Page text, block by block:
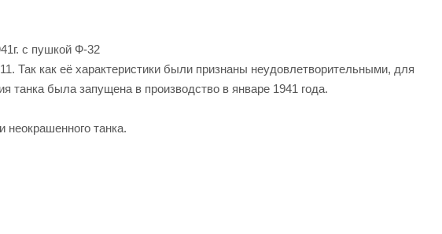
с пушкой Ф-32
Так как её характеристики были признаны неудовлетворительными, для
была запущена в производство в январе 1941 года.
танка.